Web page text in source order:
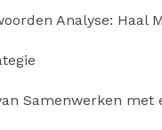
Analyse: Haal
Samenwerken met